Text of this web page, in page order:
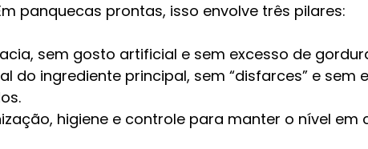
panquecas prontas, isso envolve três pilares:
sem gosto artificial e sem excesso de
do ingrediente principal, sem “disfarces” e sem
higiene e controle para manter o nível em